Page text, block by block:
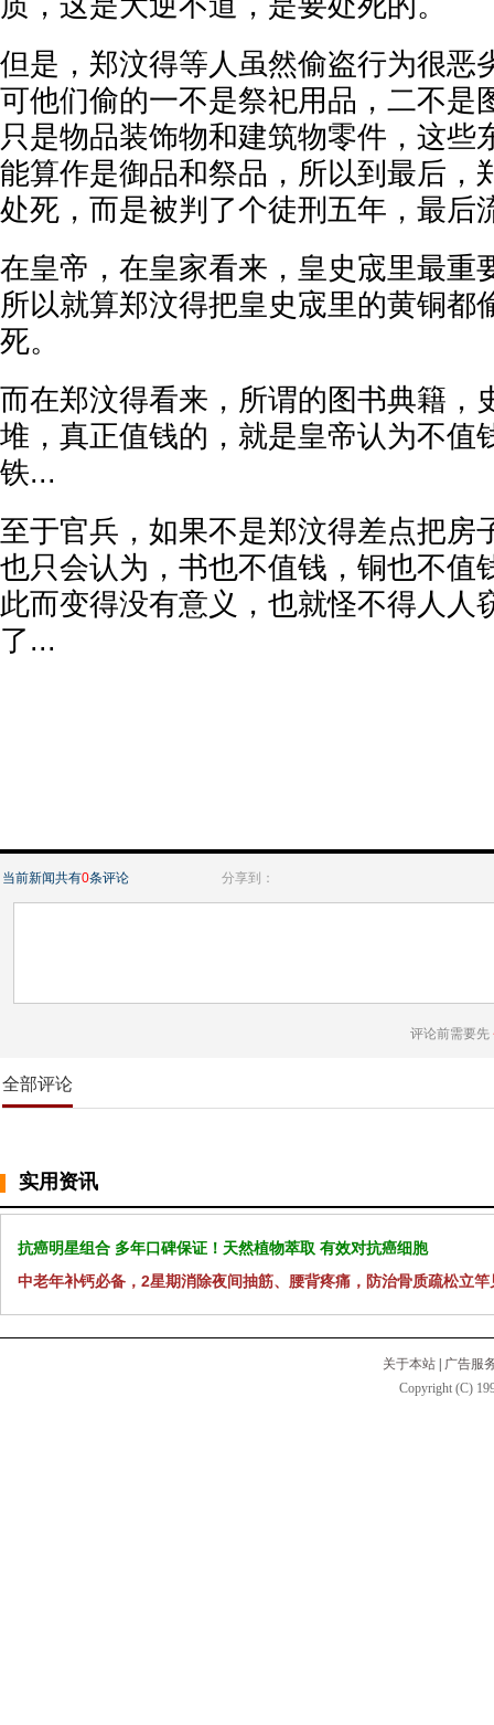
但是，郑汶得等人虽然偷盗行为很恶
可他们偷的一不是祭祀用品，二不是
只是物品装饰物和建筑物零件，这些
能算作是御品和祭品，所以到最后，
处死，而是被判了个徒刑五年，最后
在皇帝，在皇家看来，皇史宬里最重
所以就算郑汶得把皇史宬里的黄铜都
死。
而在郑汶得看来，所谓的图书典籍，
堆，真正值钱的，就是皇帝认为不值
铁...
至于官兵，如果不是郑汶得差点把房
也只会认为，书也不值钱，铜也不值
此而变得没有意义，也就怪不得人人
了...
当前新闻共有0条评论 分享到：
评论前需要先
全部评论
实用资讯
抗癌明星组合 多年口碑保证！天然植物萃取 有效对抗癌细胞
中老年补钙必备，2星期消除夜间抽筋、腰背疼痛，防治骨质疏松立竿
关于本站
广告服
Copyright (C)